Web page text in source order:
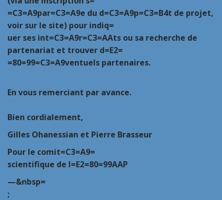
=C3=A9par=C3=A9e du d=C3=A9p=C3=B4t de projet,
voir sur le site) pour indiq=
uer ses int=C3=A9r=C3=AAts ou sa recherche de
partenariat et trouver d=E2=
=80=99=C3=A9ventuels partenaires.
En vous remerciant par avance.
Bien cordialement,
Gilles Ohanessian et Pierre Brasseur
Pour le comit=C3=A9=
scientifique de l=E2=80=99AAP
—&nbsp=
;